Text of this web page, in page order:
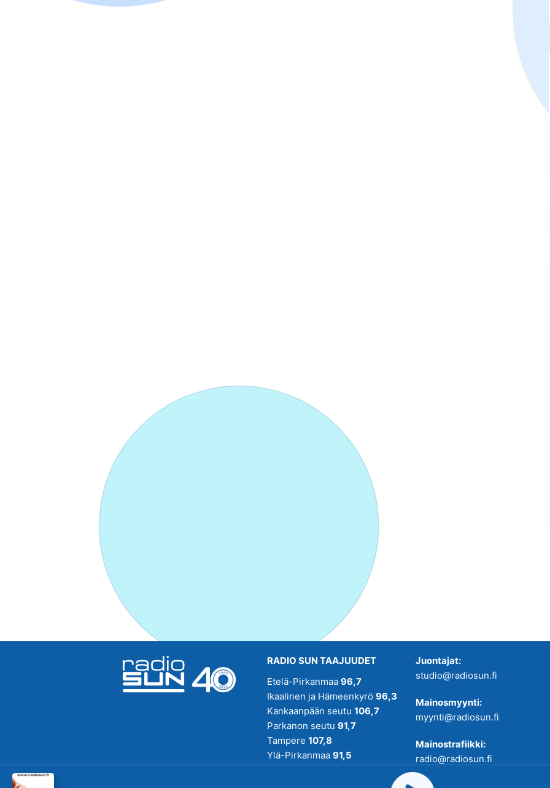
RADIO SUN TAAJUUDET
Etelä-Pirkanmaa 96,7
Ikaalinen ja Hämeenkyrö 96,3
Kankaanpään seutu 106,7
Parkanon seutu 91,7
Tampere 107,8
Ylä-Pirkanmaa 91,5
Pirmedioita.
Juontajat:
studio@radiosun.fi
Mainosmyynti:
myynti@radiosun.fi
Mainostrafiikki:
radio@radiosun.fi